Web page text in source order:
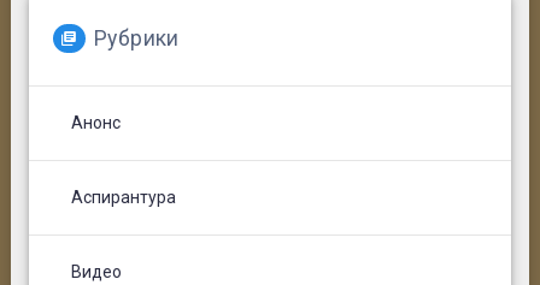
Рубрики
Анонс
Аспирантура
Видео